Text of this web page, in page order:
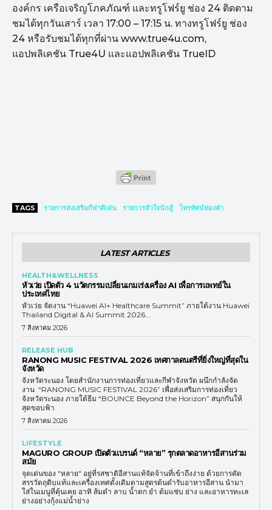
องค์กร เครือเจริญโภคภัณฑ์ และทรูโฟร์ยู ช่อง 24 ติดตาม
ชมได้ทุกวันเสาร์ เวลา 17:00 – 17:15 น. ทางทรูโฟร์ยู ช่อง
24 หรือรับชมได้ทุกที่ผ่าน www.true4u.com,
แอปพลิเคชัน True4U และแอปพลิเคชัน TrueID
TAGS รายการส่งเสริมกีฬาดีเด่น รายการหัวใจนักสู้ โทรทัศน์ทองคำ
LATEST ARTICLES
HEALTH&WELLNESS
หัวเว่ย เปิดตัว 4 นวัตกรรมเปลี่ยนเกมเร่งเครื่อง AI เพื่อการแพทย์ใน
ประเทศไทย
หัวเว่ย จัดงาน “Huawei AI+ Healthcare Summit” ภายใต้งาน Huawei
Thailand Digital & AI Summit 2026...
7 สิงหาคม 2026
RELEASE HUB
RANONG MUSIC FESTIVAL 2026 เทศกาลดนตรีที่ยิ่งใหญ่ที่สุดใน
จังหวัด
จังหวัดระนอง โดยสำนักงานการท่องเที่ยวและกีฬาจังหวัด ผนึกกำลังจัด
งาน “RANONG MUSIC FESTIVAL 2026” เพื่อส่งเสริมการท่องเที่ยว
จังหวัดระนอง ภายใต้ธีม “BOUNCE Beyond the Horizon” สนุกกันให้
สุดขอบฟ้า
7 สิงหาคม 2026
LIFESTYLE
MAGURO GROUP เปิดตัวแบรนด์ “หลาย” รุกตลาดอาหารอีสานร่วม
สมัย
จุดเด่นของ "หลาย" อยู่ที่รสชาติอีสานแท้จัดจ้านที่เข้าถึงง่าย ด้วยการคัด
สรรวัตถุดิบแท้และเครื่องเทศดั้งเดิมตามสูตรต้นตำรับอาหารอีสาน นำมา
ใส่ในเมนูที่คุ้นเคย อาทิ ส้มตำ ลาบ น้ำตก ยำ ต้มแซ่บ ย่าง และอาหารทะเล
ย่างอย่างกุ้งแม่น้ำย่าง